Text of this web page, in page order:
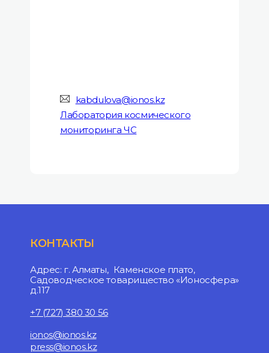
kabdulova@ionos.kz
Лаборатория космического
мониторинга ЧС
КОНТАКТЫ
Адрес: г. Алматы, Каменское плато,
Садоводческое товарищество «Ионосфера»
д.117
+7 (727) 380 30 56
ionos@ionos.kz
press@ionos.kz